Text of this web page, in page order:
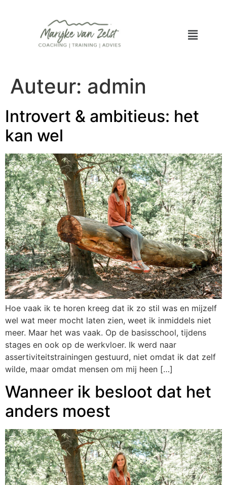
Auteur: admin
Introvert & ambitieus: het
kan wel
Hoe vaak ik te horen kreeg dat ik zo stil was en mijzelf
wel wat meer mocht laten zien, weet ik inmiddels niet
meer. Maar het was vaak. Op de basisschool, tijdens
stages en ook op de werkvloer. Ik werd naar
assertiviteitstrainingen gestuurd, niet omdat ik dat zelf
wilde, maar omdat mensen om mij heen […]
Wanneer ik besloot dat het
anders moest